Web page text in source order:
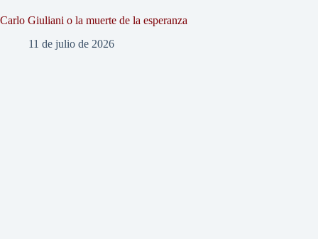
Carlo Giuliani o la muerte de la esperanza
11 de julio de 2026